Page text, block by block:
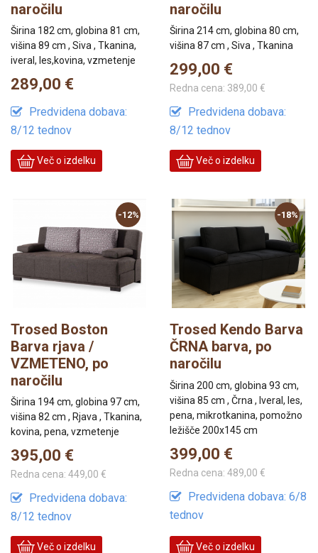
naročilu
Širina 182 cm, globina 81 cm,
višina 89 cm , Siva , Tkanina,
iveral, les,kovina, vzmetenje
289,00 €
Predvidena dobava:
8/12 tednov
Več o izdelku
naročilu
Širina 214 cm, globina 80 cm,
višina 87 cm , Siva , Tkanina
299,00 €
Redna cena: 389,00 €
Predvidena dobava:
8/12 tednov
Več o izdelku
-12%
Trosed Boston
Barva rjava /
VZMETENO, po
naročilu
Širina 194 cm, globina 97 cm,
višina 82 cm , Rjava , Tkanina,
kovina, pena, vzmetenje
395,00 €
Redna cena: 449,00 €
Predvidena dobava:
8/12 tednov
Več o izdelku
-18%
Trosed Kendo Barva
ČRNA barva, po
naročilu
Širina 200 cm, globina 93 cm,
višina 85 cm , Črna , Iveral, les,
pena, mikrotkanina, pomožno
ležišče 200x145 cm
399,00 €
Redna cena: 489,00 €
Predvidena dobava: 6/8
tednov
Več o izdelku